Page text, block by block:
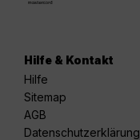
Hilfe & Kontakt
Hilfe
Sitemap
AGB
Datenschutzerklärung